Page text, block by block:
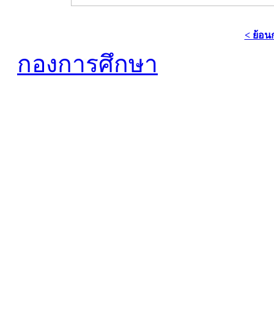
< ย้อน
กองการศึกษา